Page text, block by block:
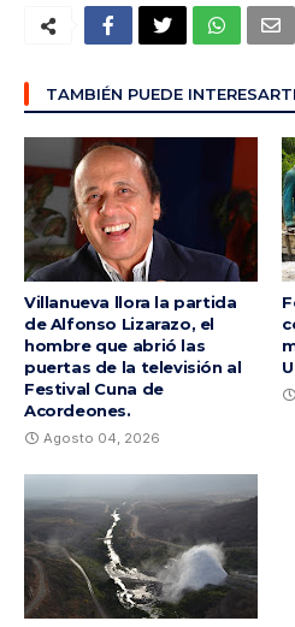
TAMBIÉN PUEDE
Villanueva llora la partida
de Alfonso Lizarazo, el
hombre que abrió las
puertas de la televisión al
Festival Cuna de
Acordeones.
Agosto 04, 2026